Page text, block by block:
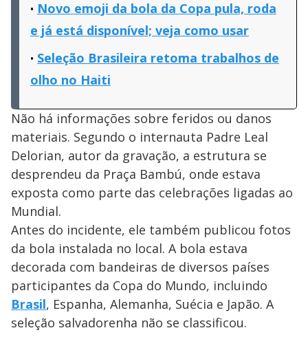
Novo emoji da bola da Copa pula, roda
e já está disponível; veja como usar
Seleção Brasileira retoma trabalhos de
olho no Haiti
Não há informações sobre feridos ou danos
materiais. Segundo o internauta Padre Leal
Delorian, autor da gravação, a estrutura se
desprendeu da Praça Bambú, onde estava
exposta como parte das celebrações ligadas ao
Mundial.
Antes do incidente, ele também publicou fotos
da bola instalada no local. A bola estava
decorada com bandeiras de diversos países
participantes da Copa do Mundo, incluindo
Brasil, Espanha, Alemanha, Suécia e Japão. A
seleção salvadorenha não se classificou.